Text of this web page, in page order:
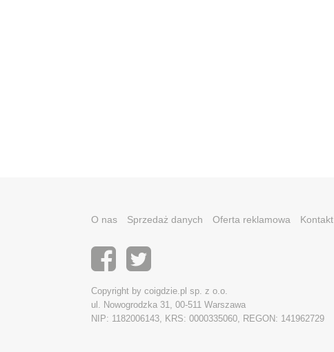
O nas Sprzedaż danych Oferta reklamowa Kontakt
Copyright by coigdzie.pl sp. z o.o.
ul. Nowogrodzka 31, 00-511 Warszawa
NIP: 1182006143, KRS: 0000335060, REGON: 141962729